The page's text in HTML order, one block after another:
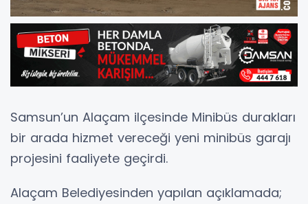
Samsun’un Alaçam ilçesinde Minibüs durakları
bir arada hizmet vereceği yeni minibüs garajı
projesini faaliyete geçirdi.
Alaçam Belediyesinden yapılan açıklamada;